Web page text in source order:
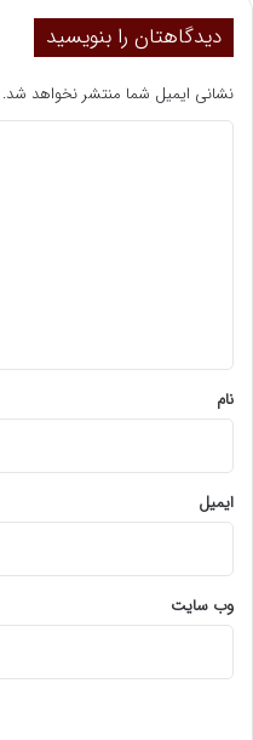
دیدگاهتان را بنویسید
نشانی ایمیل شما منتشر نخواهد شد.
نام
ایمیل
وب‌ سایت